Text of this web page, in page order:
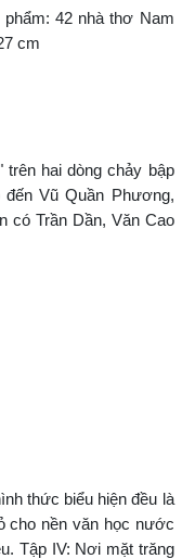
42 nhà thơ Nam
cm
hai dòng chảy bập
Vũ Quần Phương,
có Trần Dần, Văn Cao
thức biểu hiện đều là
cho nền văn học nước
Tập IV: Nơi mặt trăng